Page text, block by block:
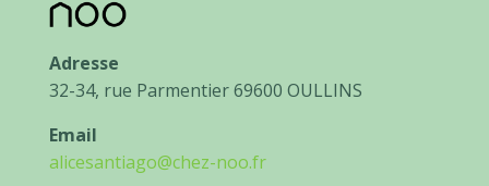
Adresse
32-34, rue Parmentier 69600 OULLINS
Email
alicesantiago@chez-noo.fr